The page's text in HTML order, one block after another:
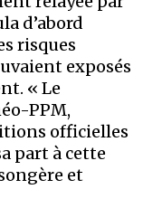
d’abord
risques
exposés
« Le
PPM,
officielles
part à cette
et